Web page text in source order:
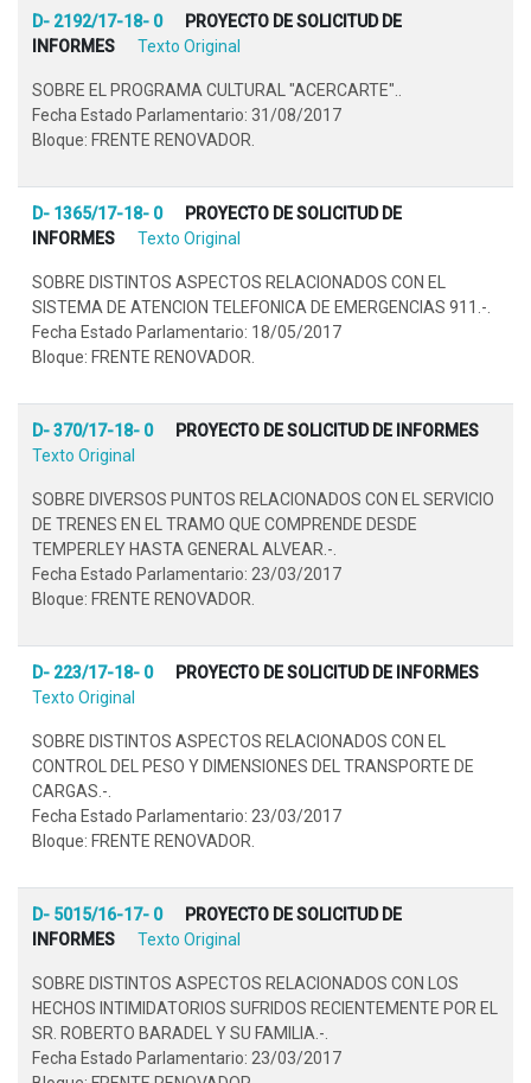
D- 2192/17-18- 0
PROYECTO DE SOLICITUD DE
INFORMES
Texto Original
SOBRE EL PROGRAMA CULTURAL "ACERCARTE"..
Fecha Estado Parlamentario: 31/08/2017
Bloque: FRENTE RENOVADOR.
D- 1365/17-18- 0
PROYECTO DE SOLICITUD DE
INFORMES
Texto Original
SOBRE DISTINTOS ASPECTOS RELACIONADOS CON EL
SISTEMA DE ATENCION TELEFONICA DE EMERGENCIAS 911.-.
Fecha Estado Parlamentario: 18/05/2017
Bloque: FRENTE RENOVADOR.
D- 370/17-18- 0
PROYECTO DE SOLICITUD DE INFORMES
Texto Original
SOBRE DIVERSOS PUNTOS RELACIONADOS CON EL SERVICIO
DE TRENES EN EL TRAMO QUE COMPRENDE DESDE
TEMPERLEY HASTA GENERAL ALVEAR.-.
Fecha Estado Parlamentario: 23/03/2017
Bloque: FRENTE RENOVADOR.
D- 223/17-18- 0
PROYECTO DE SOLICITUD DE INFORMES
Texto Original
SOBRE DISTINTOS ASPECTOS RELACIONADOS CON EL
CONTROL DEL PESO Y DIMENSIONES DEL TRANSPORTE DE
CARGAS.-.
Fecha Estado Parlamentario: 23/03/2017
Bloque: FRENTE RENOVADOR.
D- 5015/16-17- 0
PROYECTO DE SOLICITUD DE
INFORMES
Texto Original
SOBRE DISTINTOS ASPECTOS RELACIONADOS CON LOS
HECHOS INTIMIDATORIOS SUFRIDOS RECIENTEMENTE POR EL
SR. ROBERTO BARADEL Y SU FAMILIA.-.
Fecha Estado Parlamentario: 23/03/2017